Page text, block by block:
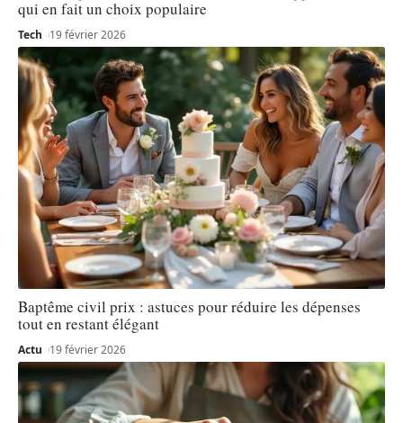
qui en fait un choix populaire
Tech 19 février 2026
Baptême civil prix : astuces pour réduire les dépenses
tout en restant élégant
Actu 19 février 2026